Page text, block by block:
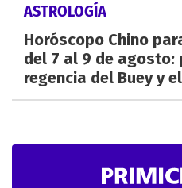
ASTROLOGÍA
Horóscopo Chino
del 7 al 9 de agosto:
regencia del Buey y